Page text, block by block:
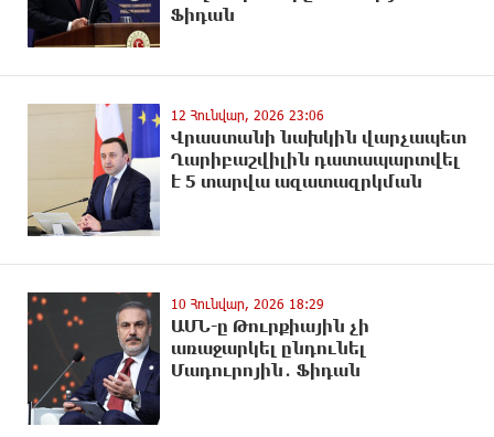
Ֆիդան
12 Հունվար, 2026 23:06
Վրաստանի նախկին վարչապետ
Ղարիբաշվիլին դատապարտվել
է 5 տարվա ազատազրկման
10 Հունվար, 2026 18:29
ԱՄՆ-ը Թուրքիային չի
առաջարկել ընդունել
Մադուրոյին․ Ֆիդան